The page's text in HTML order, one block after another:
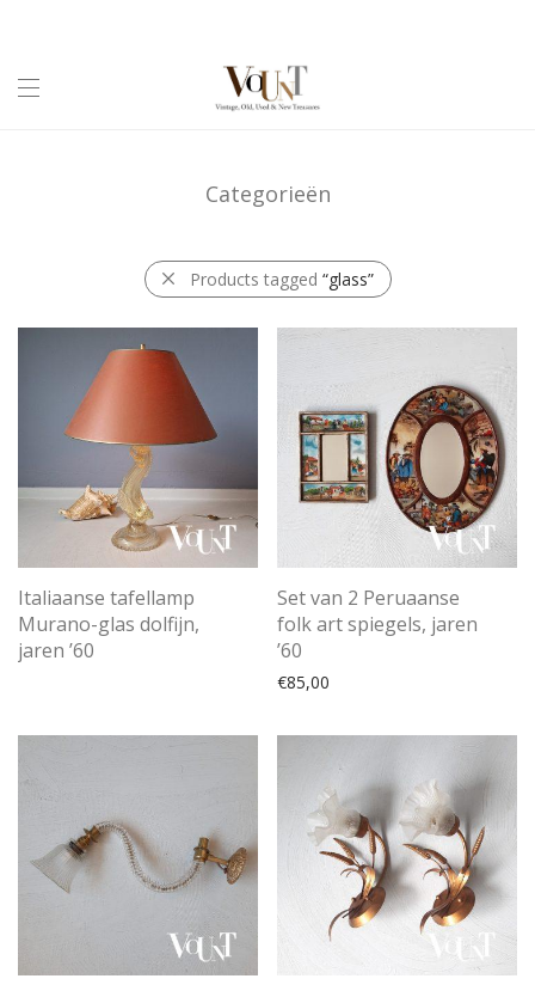
Categorieën
Products tagged “glass”
Italiaanse tafellamp
Murano-glas dolfijn,
jaren ’60
Set van 2 Peruaanse
folk art spiegels, jaren
’60
€85,00